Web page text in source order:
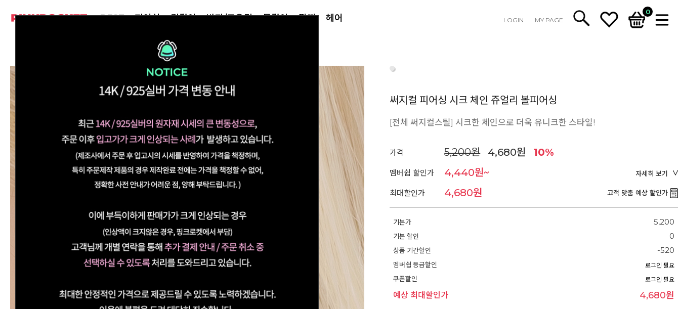
BEST 피어싱 귀걸이 반지/토우링 목걸이 팔찌 헤어 LOGIN MY PAGE
0
써지컬 피어싱 시크 체인 쥬얼리 볼피어싱
[전체 써지컬스틸] 시크한 체인으로 더욱 유니크한 스타일!
가격 5,200원 4,680원 10%
멤버쉽 할인가 4,440원~ 자세히 보기
최대할인가 4,680원 고객 맞춤 예상 할인가
기본가 5,200
기본 할인 0
상품 기간할인 -520
멤버쉽 등급할인 로그인 필요
쿠폰할인 로그인 필요
예상 최대할인가 4,680원